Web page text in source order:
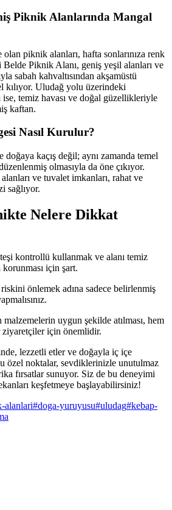
Piknik Alanlarında Mangal
olan piknik alanları, hafta sonlarınıza renk
Belde Piknik Alanı, geniş yeşil alanları ve
sabah kahvaltısından akşamüstü
kılıyor. Uludağ yolu üzerindeki
temiz havası ve doğal güzellikleriyle
kaftan.
Nasıl Kurulur?
doğaya kaçış değil; aynı zamanda temel
olmasıyla da öne çıkıyor.
ve tuvalet imkanları, rahat ve
sağlıyor.
Nelere Dikkat
kontrollü kullanmak ve alanı temiz
korunması için şart.
riskini önlemek adına sadece belirlenmiş
malzemelerin uygun şekilde atılması, hem
ziyaretçiler için önemlidir.
lezzetli etler ve doğayla iç içe
özel noktalar, sevdiklerinizle unutulmaz
fırsatlar sunuyor. Siz de bu deneyimi
keşfetmeye başlayabilirsiniz!
alanlari#doga-yuruyusu#uludag#kebap-